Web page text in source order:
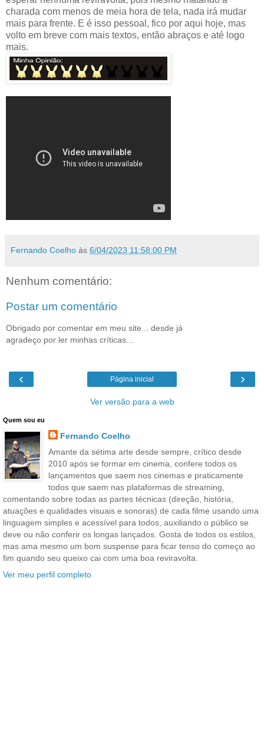
charada com menos de meia hora de tela, nada irá mudar
mais para frente. E é isso pessoal, fico por aqui hoje, mas
volto em breve com mais textos, então abraços e até logo
mais.
Fernando Coelho às 6/04/2023 11:58:00 PM
Nenhum comentário:
Postar um comentário
Obrigado por comentar em meu site... desde já
agradeço por ler minhas críticas...
‹ ›
Página inicial
Ver versão para a web
Quem sou eu
Fernando Coelho
Amante da sétima arte desde sempre, crítico desde
2010 após se formar em cinema, confere todos os
lançamentos que saem nos cinemas e praticamente
todos que saem nas plataformas de streaming,
comentando sobre todas as partes técnicas (direção, história,
atuações e qualidades visuais e sonoras) de cada filme usando uma
linguagem simples e acessível para todos, auxiliando o público se
deve ou não conferir os longas lançados. Gosta de todos os estilos,
mas ama mesmo um bom suspense para ficar tenso do começo ao
fim quando seu queixo cai com uma boa reviravolta.
Ver meu perfil completo